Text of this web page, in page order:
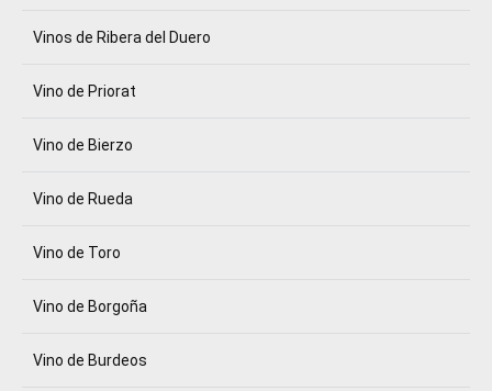
Vinos de Ribera del Duero
Vino de Priorat
Vino de Bierzo
Vino de Rueda
Vino de Toro
Vino de Borgoña
Vino de Burdeos